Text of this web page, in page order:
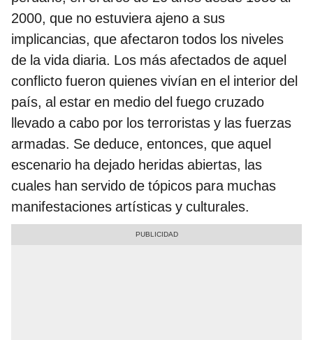
2000, que no estuviera ajeno a sus
implicancias, que afectaron todos los niveles
de la vida diaria. Los más afectados de aquel
conflicto fueron quienes vivían en el interior del
país, al estar en medio del fuego cruzado
llevado a cabo por los terroristas y las fuerzas
armadas. Se deduce, entonces, que aquel
escenario ha dejado heridas abiertas, las
cuales han servido de tópicos para muchas
manifestaciones artísticas y culturales.